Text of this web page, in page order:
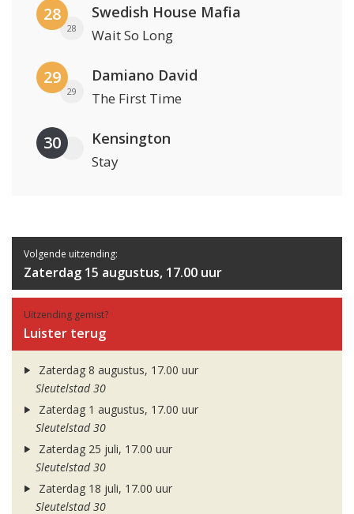
28
28
Swedish House Mafia
Wait So Long
29
29
Damiano David
The First Time
30 Kensington
Stay
Volgende uitzending:
Zaterdag 15 augustus, 17.00 uur
Uitzending gemist?
Luister terug
Zaterdag 8 augustus, 17.00 uur
Sleutelstad 30
Zaterdag 1 augustus, 17.00 uur
Sleutelstad 30
Zaterdag 25 juli, 17.00 uur
Sleutelstad 30
Zaterdag 18 juli, 17.00 uur
Sleutelstad 30